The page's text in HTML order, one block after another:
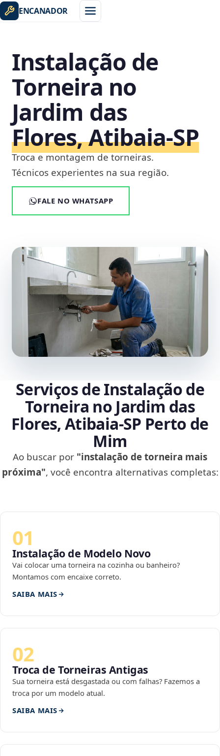
ENCANADOR
Instalação de
Torneira no
Jardim das
Flores, Atibaia‑SP
Troca e montagem de torneiras.
Técnicos experientes na sua região.
FALE NO WHATSAPP
Serviços de Instalação de
Torneira no Jardim das
Flores, Atibaia‑SP Perto de
Mim
Ao buscar por "instalação de torneira mais
próxima", você encontra alternativas completas:
01
Instalação de Modelo Novo
Vai colocar uma torneira na cozinha ou banheiro?
Montamos com encaixe correto.
SAIBA MAIS
02
Troca de Torneiras Antigas
Sua torneira está desgastada ou com falhas? Fazemos a
troca por um modelo atual.
SAIBA MAIS